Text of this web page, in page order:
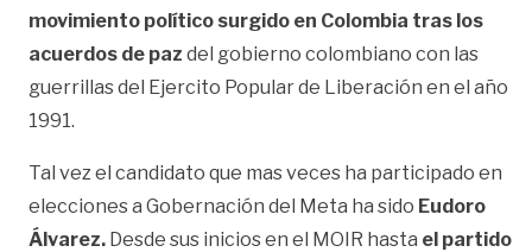
movimiento político surgido en Colombia tras los
acuerdos de paz del gobierno colombiano con las
guerrillas del Ejercito Popular de Liberación en el año
1991.
Tal vez el candidato que mas veces ha participado en
elecciones a Gobernación del Meta ha sido Eudoro
Álvarez. Desde sus inicios en el MOIR hasta el partido